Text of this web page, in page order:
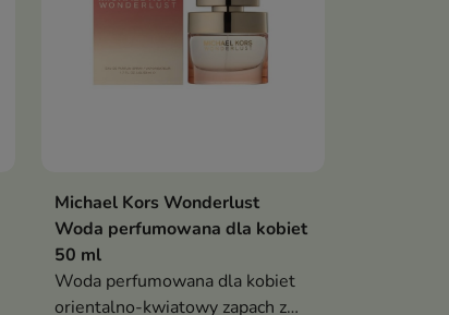
Pokaż szczegóły
Michael Kors Wonderlust
Woda perfumowana dla kobiet
50 ml
Woda perfumowana dla kobiet
orientalno-kwiatowy zapach z